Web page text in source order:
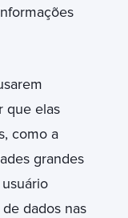
que elas
como a
grandes
dados nas